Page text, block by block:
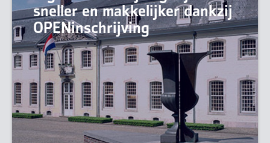
sneller en makkelijker dankzij
OPENinschrijving